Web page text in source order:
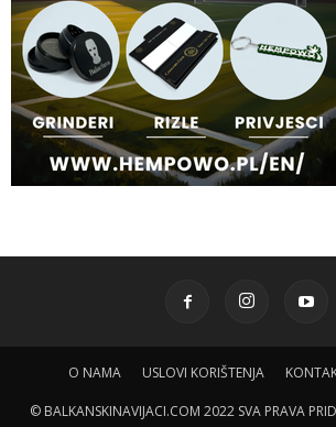
O NAMA USLOVI KORIŠTENJA
© BALKANSKINAVIJACI.COM 2022 SVA PRAVA